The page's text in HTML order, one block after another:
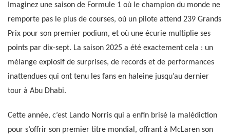
Imaginez une saison de Formule 1 où le champion du monde ne
remporte pas le plus de courses, où un pilote attend 239 Grands
Prix pour son premier podium, et où une écurie multiplie ses
points par dix-sept. La saison 2025 a été exactement cela : un
mélange explosif de surprises, de records et de performances
inattendues qui ont tenu les fans en haleine jusqu’au dernier
tour à Abu Dhabi.
Cette année, c’est Lando Norris qui a enfin brisé la malédiction
pour s’offrir son premier titre mondial, offrant à McLaren son